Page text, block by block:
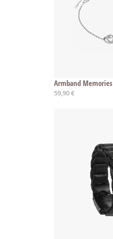
Armband Memories
59,90 €